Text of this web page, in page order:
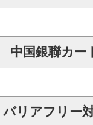
中国銀聯カー
バリアフリー